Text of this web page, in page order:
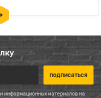
информационных материалов на